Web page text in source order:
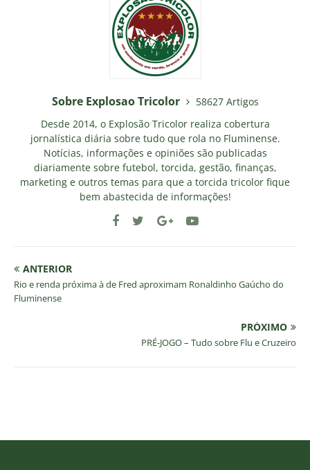
Sobre Explosao Tricolor
58627 Artigos
Desde 2014, o Explosão Tricolor realiza cobertura
jornalística diária sobre tudo que rola no Fluminense.
Notícias, informações e opiniões são publicadas
diariamente sobre futebol, torcida, gestão, finanças,
marketing e outros temas para que a torcida tricolor fique
bem abastecida de informações!
ANTERIOR
Rio e renda próxima à de Fred aproximam Ronaldinho Gaúcho do
Fluminense
PRÓXIMO
PRÉ-JOGO – Tudo sobre Flu e Cruzeiro